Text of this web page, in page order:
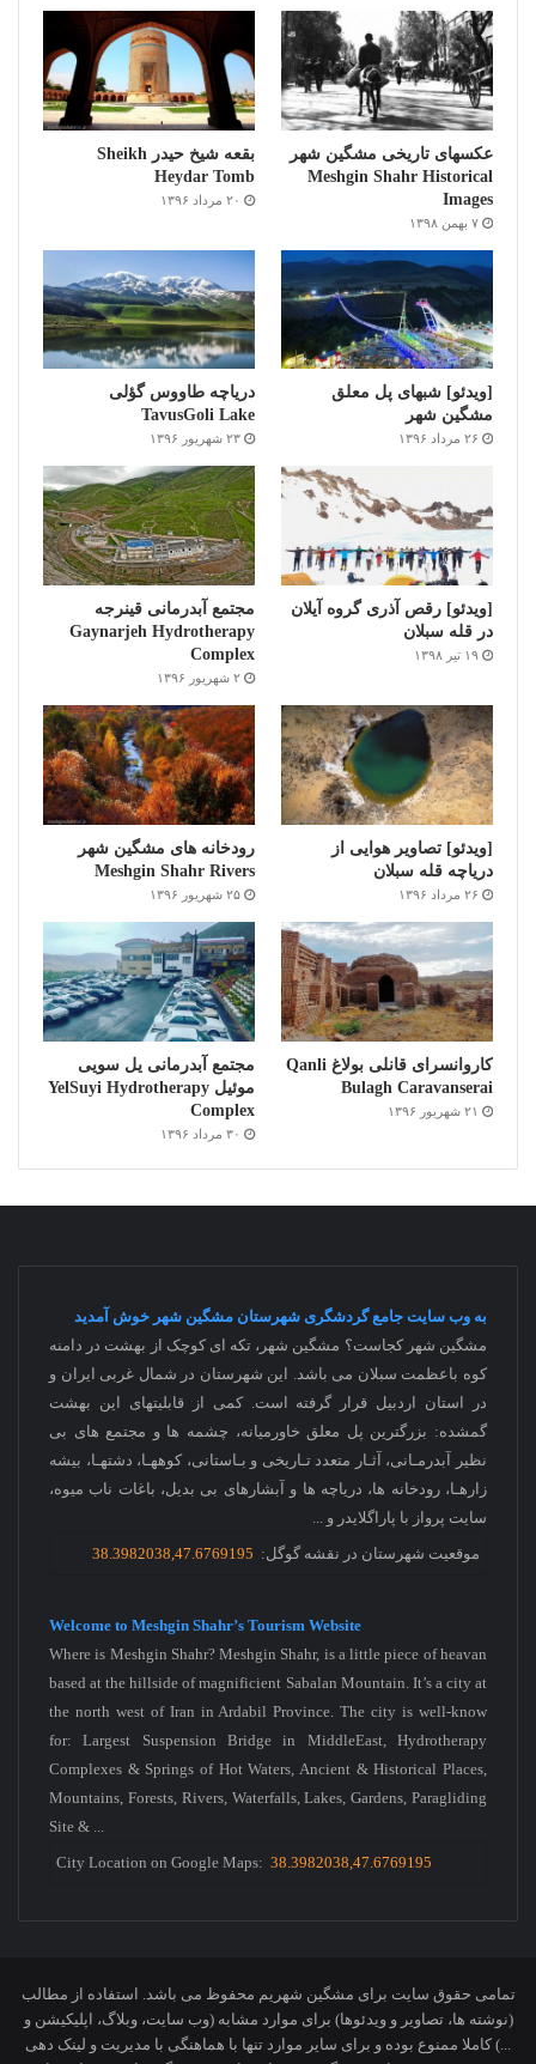
عکسهای تاریخی مشگین شهر
Meshgin Shahr Historical
Images
۷ بهمن ۱۳۹۸
بقعه شیخ حیدر Sheikh
Heydar Tomb
۲۰ مرداد ۱۳۹۶
[ویدئو] شبهای پل معلق
مشگین شهر
۲۶ مرداد ۱۳۹۶
دریاچه طاووس گؤلی
TavusGoli Lake
۲۳ شهریور ۱۳۹۶
[ویدئو] رقص آذری گروه آیلان
در قله سبلان
۱۹ تیر ۱۳۹۸
مجتمع آبدرمانی قینرجه
Gaynarjeh Hydrotherapy
Complex
۲ شهریور ۱۳۹۶
[ویدئو] تصاویر هوایی از
دریاچه قله سبلان
۲۶ مرداد ۱۳۹۶
رودخانه های مشگین شهر
Meshgin Shahr Rivers
۲۵ شهریور ۱۳۹۶
کاروانسرای قانلی بولاغ Qanli
Bulagh Caravanserai
۲۱ شهریور ۱۳۹۶
مجتمع آبدرمانی یل سویی
موئیل YelSuyi Hydrotherapy
Complex
۳۰ مرداد ۱۳۹۶
به وب سایت جامع گردشگری شهرستان مشگین شهر خوش آمدید
مشگین شهر کجاست؟ مشگین شهر، تکه ای کوچک از بهشت در دامنه
کوه باعظمت سبلان می باشد. این شهرستان در شمال غربی ایران و
در استان اردبیل قرار گرفته است. کمی از قابلیتهای این بهشت
گمشده: بزرگترین پل معلق خاورمیانه، چشمه ها و مجتمع های بی
نظیر آبدرمـانی، آثـار متعدد تـاریخی و بـاستانی، کوههـا، دشتهـا، بیشه
زارهـا، رودخانه ها، دریاچه ها و آبشارهای بی بدیل، باغات ناب میوه،
سایت پرواز با پاراگلایدر و
موقعیت شهرستان در نقشه گوگل: 38.3982038,47.6769195
Welcome to Meshgin Shahr’s Tourism Website
Where is Meshgin Shahr? Meshgin Shahr, is a little piece of heavan
based at the hillside of magnificient Sabalan Mountain. It’s a city at
the north west of Iran in Ardabil Province. The city is well-know
for: Largest Suspension Bridge in MiddleEast, Hydrotherapy
Complexes & Springs of Hot Waters, Ancient & Historical Places,
Mountains, Forests, Rivers, Waterfalls, Lakes, Gardens, Paragliding
Site & ...
City Location on Google Maps:38.3982038,47.6769195
تمامی حقوق سایت برای مشگین شهریم محفوظ می باشد. استفاده از مطالب
(نوشته ها، تصاویر و ویدئوها) برای موارد مشابه (وب سایت، وبلاگ، اپلیکیشن و
...) کاملا ممنوع بوده و برای سایر موارد تنها با هماهنگی با مدیریت و لینک دهی